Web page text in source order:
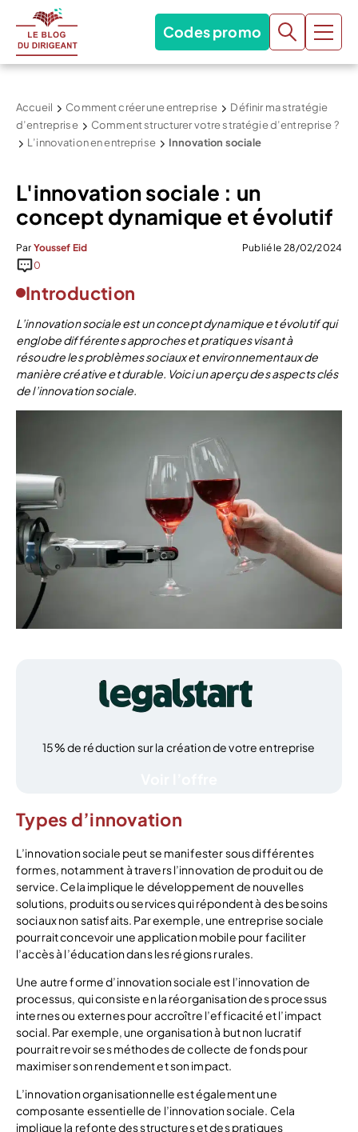
Codes promo
Accueil Comment créer une entreprise
Définir ma stratégie
d’entreprise
Comment structurer votre stratégie d’entreprise ?
L’innovation en entreprise
Innovation sociale
L'innovation sociale : un
concept dynamique et évolutif
Par Youssef Eid
Publié le 28/02/2024
0
Introduction
L’innovation sociale est un concept dynamique et évolutif qui
englobe différentes approches et pratiques visant à
résoudre les problèmes sociaux et environnementaux de
manière créative et durable. Voici un aperçu des aspects clés
de l’innovation sociale.
15% de réduction sur la création de votre entreprise
Types d’innovation
L’innovation sociale peut se manifester sous différentes
formes, notamment à travers l’innovation de produit ou de
service. Cela implique le développement de nouvelles
solutions, produits ou services qui répondent à des besoins
sociaux non satisfaits. Par exemple, une entreprise sociale
pourrait concevoir une application mobile pour faciliter
l’accès à l’éducation dans les régions rurales.
Une autre forme d’innovation sociale est l’innovation de
processus, qui consiste en la réorganisation des processus
internes ou externes pour accroître l’efficacité et l’impact
social. Par exemple, une organisation à but non lucratif
pourrait revoir ses méthodes de collecte de fonds pour
maximiser son rendement et son impact.
L’innovation organisationnelle est également une
composante essentielle de l’innovation sociale. Cela
implique la refonte des structures et des pratiques